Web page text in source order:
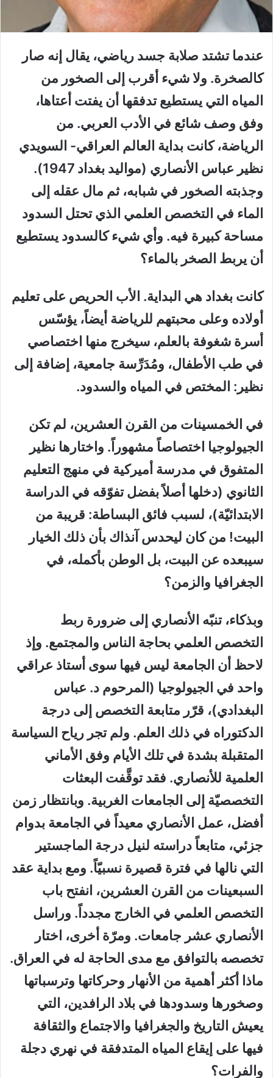
عندما تشتد صلابة جسد رياضي، يقال إنه صار
كالصخرة. ولا شيء أقرب إلى الصخور من
المياه التي يستطيع تدفقها أن يفتت أعتاها،
وفق وصف شائع في الأدب العربي. من
الرياضة، كانت بداية العالم العراقي- السويدي
نظير عباس الأنصاري (مواليد بغداد 1947).
وجذبته الصخور في شبابه، ثم مال عقله إلى
الماء في التخصص العلمي الذي تحتل السدود
مساحة كبيرة فيه. وأي شيء كالسدود يستطيع
أن يربط الصخر بالماء؟
كانت بغداد هي البداية. الأب الحريص على تعليم
أولاده وعلى محبتهم للرياضة أيضاً، يؤسّس
أسرة شغوفة بالعلم، سيخرج منها اختصاصي
في طب الأطفال، ومُدَرِّسة جامعية، إضافة إلى
نظير: المختص في المياه والسدود.
في الخمسينات من القرن العشرين، لم تكن
الجيولوجيا اختصاصاً مشهوراً. واختارها نظير
المتفوق في مدرسة أميركية في منهج التعليم
الثانوي (دخلها أصلاً بفضل تفوّقه في الدراسة
الابتدائيّة)، لسبب فائق البساطة: قريبة من
البيت! من كان ليحدس آنذاك بأن ذلك الخيار
سيبعده عن البيت، بل الوطن بأكمله، في
الجغرافيا والزمن؟
وبذكاء، تنبّه الأنصاري إلى ضرورة ربط
التخصص العلمي بحاجة الناس والمجتمع. وإذ
لاحظ أن الجامعة ليس فيها سوى أستاذ عراقي
واحد في الجيولوجيا (المرحوم د. عباس
البغدادي)، قرّر متابعة التخصص إلى درجة
الدكتوراه في ذلك العلم. ولم تجر رياح السياسة
المتقبلة بشدة في تلك الأيام وفق الأماني
العلمية للأنصاري. فقد توقَّفت البعثات
التخصصيّة إلى الجامعات الغربية. وبانتظار زمن
أفضل، عمل الأنصاري معيداً في الجامعة بدوام
جزئي، متابعاً دراسته لنيل درجة الماجستير
التي نالها في فترة قصيرة نسبيّاً. ومع بداية عقد
السبعينات من القرن العشرين، انفتح باب
التخصص العلمي في الخارج مجدداً. وراسل
الأنصاري عشر جامعات. ومرّة أخرى، اختار
تخصصه بالتوافق مع مدى الحاجة له في العراق.
ماذا أكثر أهمية من الأنهار وحركاتها وترسباتها
وصخورها وسدودها في بلاد الرافدين، التي
يعيش التاريخ والجغرافيا والاجتماع والثقافة
فيها على إيقاع المياه المتدفقة في نهري دجلة
والفرات؟